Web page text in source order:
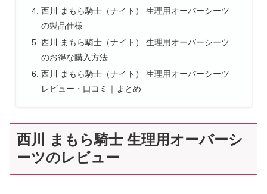
西川 まもら騎士（ナイト） 生理用オーバーシーツ
の製品仕様
西川 まもら騎士（ナイト） 生理用オーバーシーツ
のお得な購入方法
西川 まもら騎士（ナイト） 生理用オーバーシーツ
レビュー・口コミ｜まとめ
西川 まもら騎士 生理用オーバーシ
ーツのレビュー